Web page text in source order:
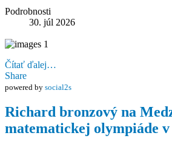
Podrobnosti
30. júl 2026
Čítať ďalej…
Share
powered by social2s
Richard bronzový na
matematickej olympiáde v